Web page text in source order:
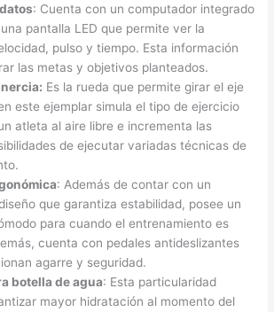
: Cuenta con un computador integrado
pantalla LED que permite ver la
pulso y tiempo. Esta información
las metas y objetivos planteados.
Es la rueda que permite girar el eje
este ejemplar simula el tipo de ejercicio
atleta al aire libre e incrementa las
de ejecutar variadas técnicas de
: Además de contar con un
que garantiza estabilidad, posee un
para cuando el entrenamiento es
cuenta con pedales antideslizantes
agarre y seguridad.
botella de agua: Esta particularidad
mayor hidratación al momento del